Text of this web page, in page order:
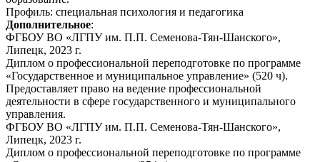
Профиль: специальная психология и педагогика
Дополнительное:
ФГБОУ ВО «ЛГПУ им. П.П. Семенова-Тян-Шанского»,
Липецк, 2023 г.
Диплом о профессиональной переподготовке по программе
«Государственное и муниципальное управление» (520 ч).
Предоставляет право на ведение профессиональной
деятельности в сфере государственного и муниципального
управления.
ФГБОУ ВО «ЛГПУ им. П.П. Семенова-Тян-Шанского»,
Липецк, 2023 г.
Диплом о профессиональной переподготовке по программе